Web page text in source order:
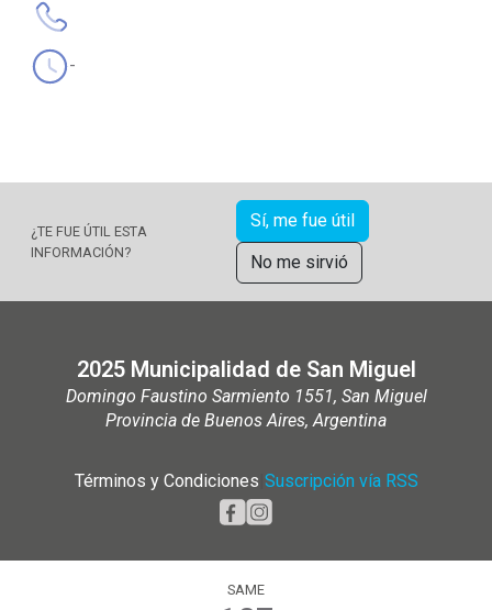
-
¿TE FUE ÚTIL ESTA
INFORMACIÓN?
Sí, me fue útil
No me sirvió
2025 Municipalidad de San Miguel
Domingo Faustino Sarmiento 1551, San Miguel
Provincia de Buenos Aires, Argentina
Términos y Condiciones Suscripción vía RSS
SAME